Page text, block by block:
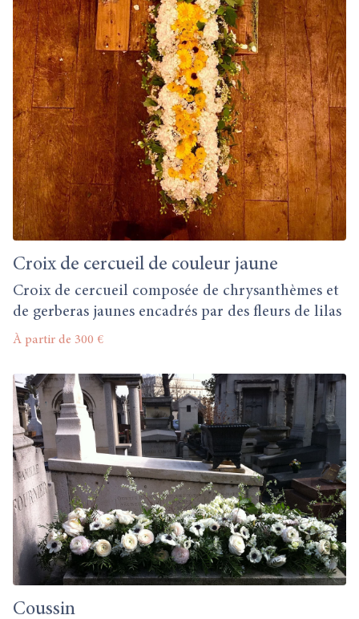
Croix de cercueil de couleur jaune
Croix de cercueil composée de chrysanthèmes et
de gerberas jaunes encadrés par des fleurs de lilas
À partir de 300 €
Coussin